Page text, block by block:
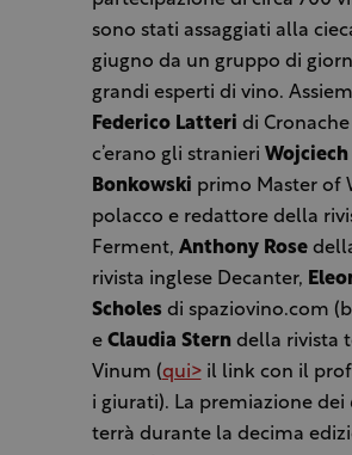
sono stati assaggiati alla
giugno da un gruppo di
grandi esperti di vino.
Federico Latteri di
c’erano gli stranieri Wojciech
Bonkowski primo Master of
polacco e redattore della
Ferment, Anthony Rose
rivista inglese Decanter,
Scholes di spaziovino.com
e Claudia Sterndella rivista
Vinum (qui>il link con il
i giurati). La premiazione dei
terrà durante la decima